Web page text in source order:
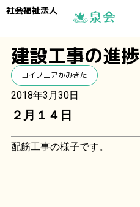
社会福祉法人
建設工事の進捗
コイノニアかみきた
2018年3月30日
２月１４日
配筋工事の様子です。